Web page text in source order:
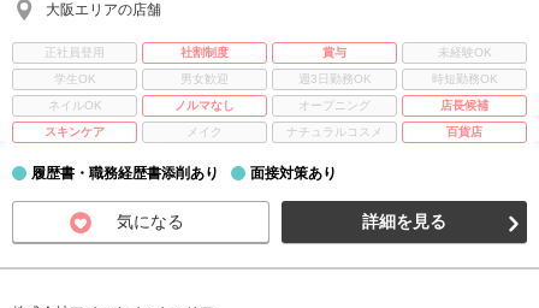
大阪エリアの店舗
正社員登用 社割制度 賞与
未経験OK
学生OK
男女歓迎 週3日勤務OK
時短勤務OK
ネイルOK
ノルマなし オープニング
店長候補
スキンケア
メイク ナチュラルコスメ 百貨店
履歴書・職務経歴書添削あり 面接対策あり
気になる 詳細を見る